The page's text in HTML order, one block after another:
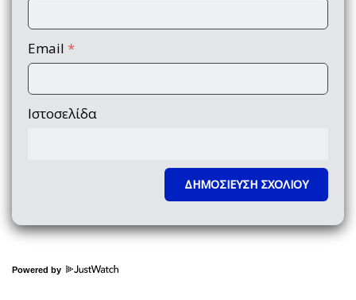
Email *
Ιστοσελίδα
Powered by